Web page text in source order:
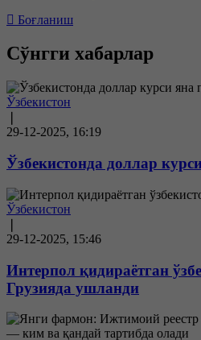
Боғланиш
Сўнгги хабарлар
Ўзбекистон
29-12-2025, 16:19
Ўзбекистонда доллар
Ўзбекистон
29-12-2025, 15:46
Интерпол қидираётган
Грузияда ушланди